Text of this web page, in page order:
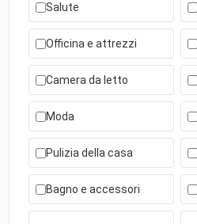
Salute
Officina e attrezzi
Camera da letto
Moda
Pulizia della casa
Bagno e accessori